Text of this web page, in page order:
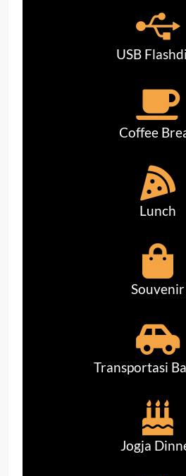
USB
Coffee
Lunch
Souvenir
Transportasi
Jogja